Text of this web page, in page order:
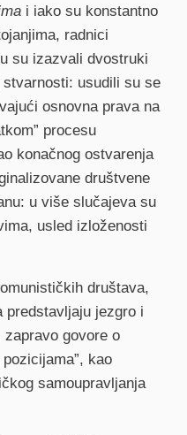
i iako su konstantno
radnici
su izazvali dvostruki
usudili su se
osnovna prava na
procesu
konačnog ostvarenja
društvene
u više slučajeva su
usled izloženosti
društava,
predstavljaju jezgro i
govore o
kao
samoupravljanja